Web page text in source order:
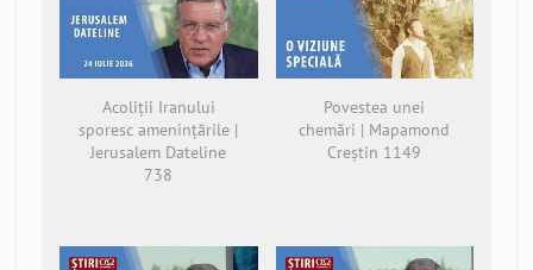
Acoliții Iranului
sporesc amenințările |
Jerusalem Dateline
738
Povestea unei
chemări | Mapamond
Creștin 1149